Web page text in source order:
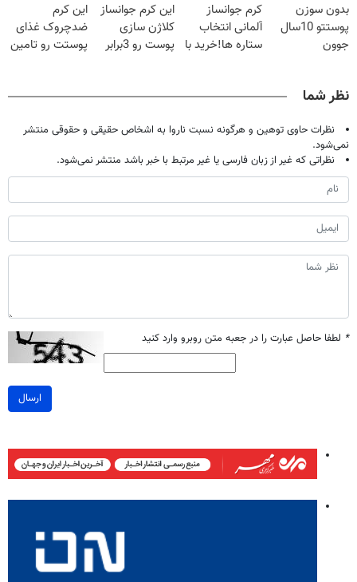
شدی🔥
ویژه تا امشب)
تخفیف ویژه
بدون سوزن
پوستتو 10سال
جوون
کرم جوانساز
آلمانی انتخاب
ستاره ها!خرید با
این کرم جوانساز
کلاژن سازی
پوست رو 3برابر
این کرم
ضدچروک غذای
پوستت رو تامین
نظر شما
نظرات حاوی توهین و هرگونه نسبت ناروا به اشخاص حقیقی و حقوقی منتشر
نمی‌شود.
نظراتی که غیر از زبان فارسی یا غیر مرتبط با خبر باشد منتشر نمی‌شود.
* لطفا حاصل عبارت را در جعبه متن روبرو وارد کنید
ارسال